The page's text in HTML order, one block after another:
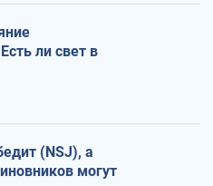
ли свет в
(NSJ), а
могут